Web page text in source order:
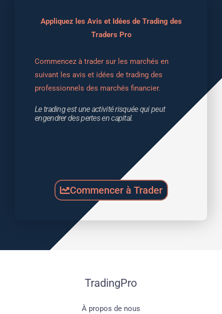
Appliquez les Avis et Idées de Trading des
Traders Pro
Commencez à trader sur les marchés en
suivant les avis et idées de trading des
professionnels des marchés financier.
Le trading est une activité risquée qui peut
engendrer des pertes en capital.
Commencer à Trader
TradingPro
À propos de nous